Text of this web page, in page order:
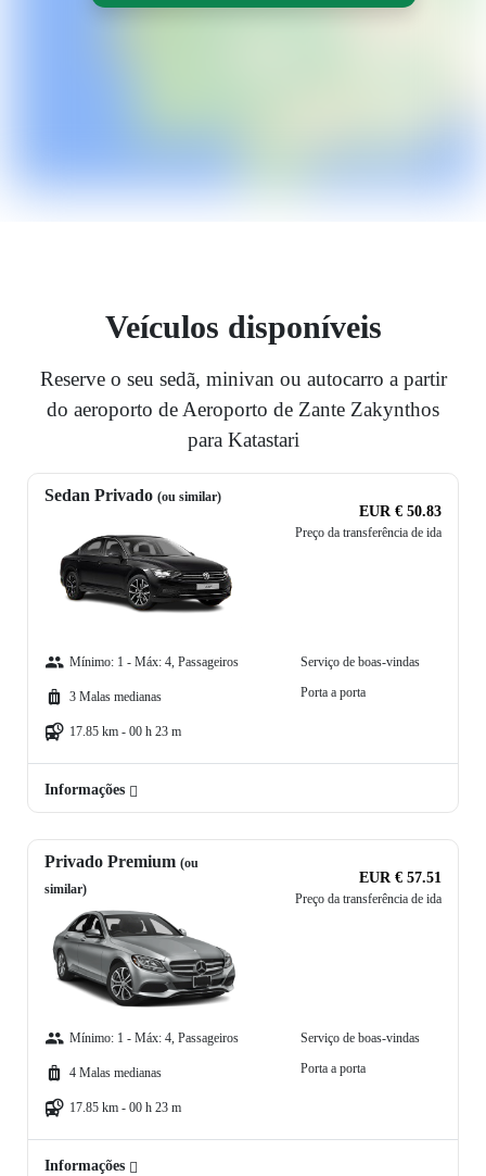
Veículos disponíveis
Reserve o seu sedã, minivan ou autocarro a partir
do aeroporto de Aeroporto de Zante Zakynthos
para Katastari
Sedan Privado (ou similar)
EUR € 50.83
Preço da transferência de ida
Mínimo: 1 - Máx: 4, Passageiros
3 Malas medianas
17.85 km - 00 h 23 m
Serviço de boas-vindas
Porta a porta
Informações
Privado Premium (ou
similar)
EUR € 57.51
Preço da transferência de ida
Mínimo: 1 - Máx: 4, Passageiros
4 Malas medianas
17.85 km - 00 h 23 m
Serviço de boas-vindas
Porta a porta
Informações